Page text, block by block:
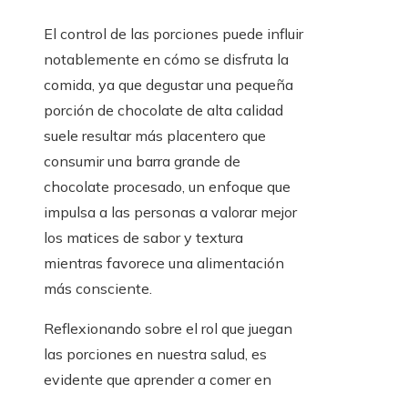
El control de las porciones puede influir
notablemente en cómo se disfruta la
comida, ya que degustar una pequeña
porción de chocolate de alta calidad
suele resultar más placentero que
consumir una barra grande de
chocolate procesado, un enfoque que
impulsa a las personas a valorar mejor
los matices de sabor y textura
mientras favorece una alimentación
más consciente.
Reflexionando sobre el rol que juegan
las porciones en nuestra salud, es
evidente que aprender a comer en